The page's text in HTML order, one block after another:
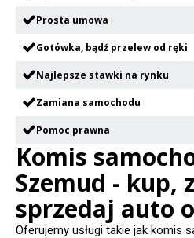
Prosta umowa
Gotówka, bądź przelew od ręki
Najlepsze stawki na rynku
Zamiana samochodu
Pomoc prawna
Komis
Szemud - kup,
sprzedaj auto
Oferujemy usługi takie jak komis